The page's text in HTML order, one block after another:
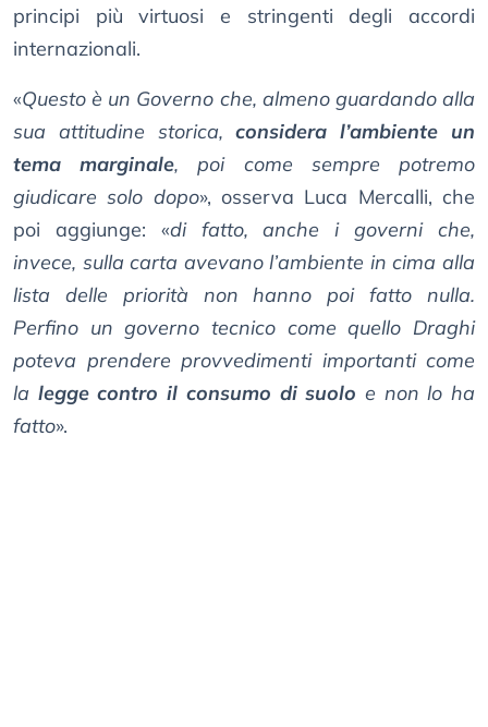
principi più virtuosi e stringenti degli accordi
internazionali.
«Questo è un Governo che, almeno guardando alla
sua attitudine storica,considera l’ambiente un
tema marginale, poi come sempre potremo
giudicare solo dopo», osserva Luca Mercalli, che
poi aggiunge: «di fatto, anche i governi che,
invece, sulla carta avevano l’ambiente in cima alla
lista delle priorità non hanno poi fatto nulla.
Perfino un governo tecnico come quello Draghi
poteva prendere provvedimenti importanti come
la legge contro il consumo di suolo e non lo ha
fatto».